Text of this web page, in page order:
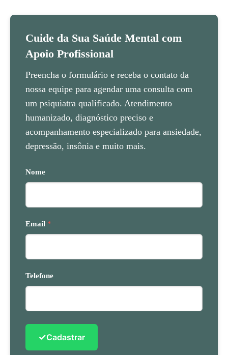
Cuide da Sua Saúde Mental com
Apoio Profissional
Preencha o formulário e receba o contato da
nossa equipe para agendar uma consulta com
um psiquiatra qualificado. Atendimento
humanizado, diagnóstico preciso e
acompanhamento especializado para ansiedade,
depressão, insônia e muito mais.
Nome
Email *
Telefone
✓Cadastrar